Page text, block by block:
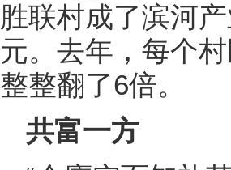
胜联村成了滨河
元。去年，每个
整整翻了6倍。
共富一方